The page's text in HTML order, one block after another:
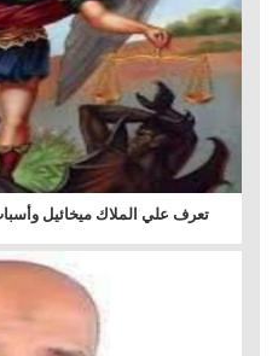
تعرف علي الملاك ميخائيل وأسباب